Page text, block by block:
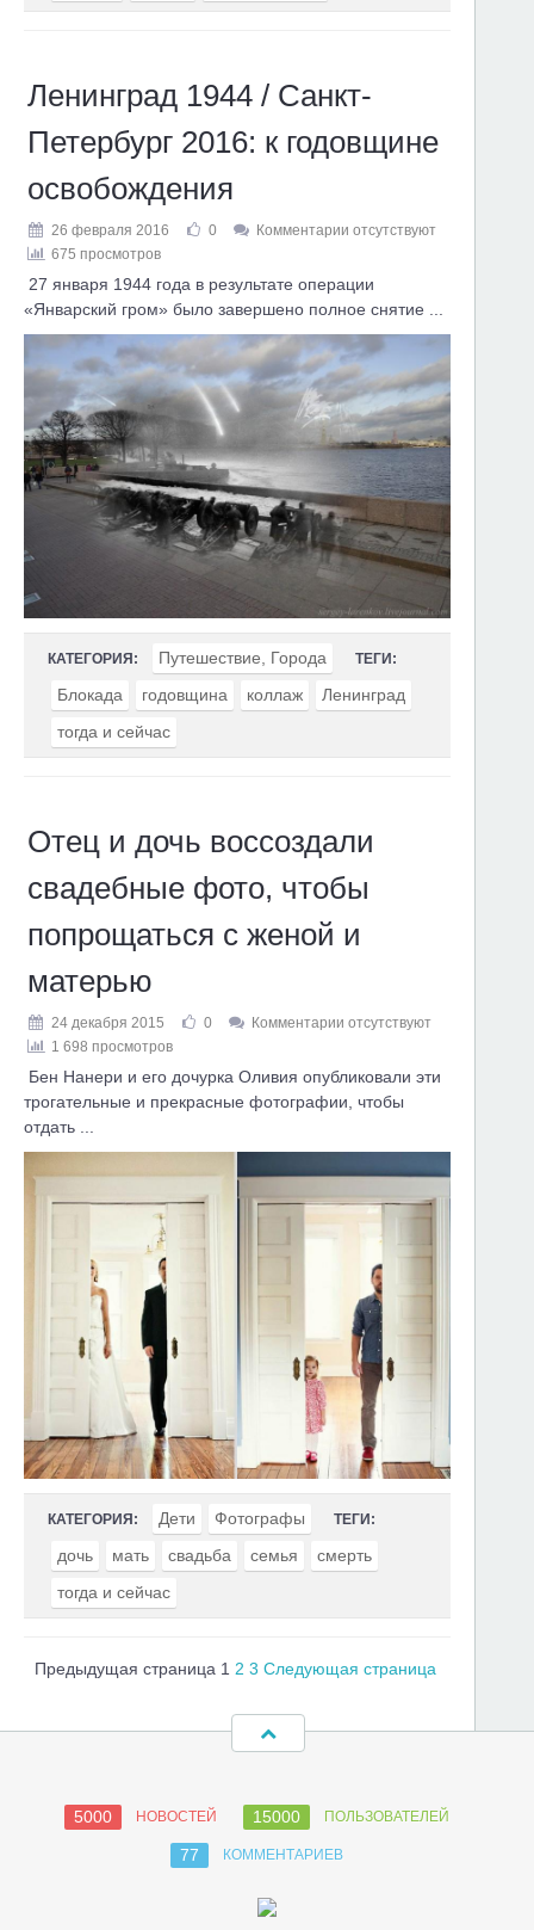
Ленинград 1944 / Санкт-
Петербург 2016: к годовщине
освобождения
26 февраля 2016 0
Комментарии отсутствуют
675 просмотров
27 января 1944 года в результате операции
«Январский гром» было завершено полное снятие ...
КАТЕГОРИЯ: Путешествие, Города ТЕГИ:
Блокада годовщина коллаж
Ленинград
тогда и сейчас
Отец и дочь воссоздали
свадебные фото, чтобы
попрощаться с женой и
матерью
24 декабря 2015 0
Комментарии отсутствуют
1 698 просмотров
Бен Нанери и его дочурка Оливия опубликовали эти
трогательные и прекрасные фотографии, чтобы
отдать ...
КАТЕГОРИЯ: Дети Фотографы ТЕГИ:
дочь мать свадьба семья
смерть
тогда и сейчас
Предыдущая страница 1 2 3 Следующая страница
5000 НОВОСТЕЙ 15000 ПОЛЬЗОВАТЕЛЕЙ
77 КОММЕНТАРИЕВ